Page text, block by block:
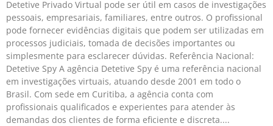
Detetive Privado Virtual pode ser útil em casos de investigações
pessoais, empresariais, familiares, entre outros. O profissional
pode fornecer evidências digitais que podem ser utilizadas em
processos judiciais, tomada de decisões importantes ou
simplesmente para esclarecer dúvidas. Referência Nacional:
Detetive Spy A agência Detetive Spy é uma referência nacional
em investigações virtuais, atuando desde 2001 em todo o
Brasil. Com sede em Curitiba, a agência conta com
profissionais qualificados e experientes para atender às
demandas dos clientes de forma eficiente e discreta.